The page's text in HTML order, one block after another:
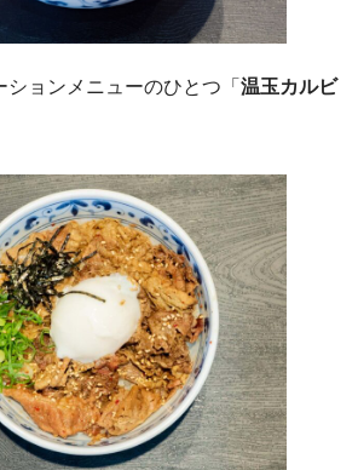
ションメニューのひとつ「温玉カルビ